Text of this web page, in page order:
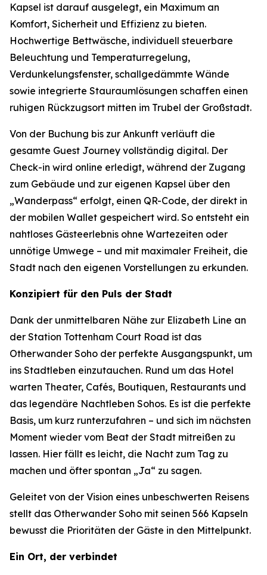
Kapsel ist darauf ausgelegt, ein Maximum an
Komfort, Sicherheit und Effizienz zu bieten.
Hochwertige Bettwäsche, individuell steuerbare
Beleuchtung und Temperaturregelung,
Verdunkelungsfenster, schallgedämmte Wände
sowie integrierte Stauraumlösungen schaffen einen
ruhigen Rückzugsort mitten im Trubel der Großstadt.
Von der Buchung bis zur Ankunft verläuft die
gesamte Guest Journey vollständig digital. Der
Check-in wird online erledigt, während der Zugang
zum Gebäude und zur eigenen Kapsel über den
„Wanderpass“ erfolgt, einen QR-Code, der direkt in
der mobilen Wallet gespeichert wird. So entsteht ein
nahtloses Gästeerlebnis ohne Wartezeiten oder
unnötige Umwege – und mit maximaler Freiheit, die
Stadt nach den eigenen Vorstellungen zu erkunden.
Konzipiert für den Puls der Stadt
Dank der unmittelbaren Nähe zur Elizabeth Line an
der Station Tottenham Court Road ist das
Otherwander Soho der perfekte Ausgangspunkt, um
ins Stadtleben einzutauchen. Rund um das Hotel
warten Theater, Cafés, Boutiquen, Restaurants und
das legendäre Nachtleben Sohos. Es ist die perfekte
Basis, um kurz runterzufahren – und sich im nächsten
Moment wieder vom Beat der Stadt mitreißen zu
lassen. Hier fällt es leicht, die Nacht zum Tag zu
machen und öfter spontan „Ja“ zu sagen.
Geleitet von der Vision eines unbeschwerten Reisens
stellt das Otherwander Soho mit seinen 566 Kapseln
bewusst die Prioritäten der Gäste in den Mittelpunkt.
Ein Ort, der verbindet